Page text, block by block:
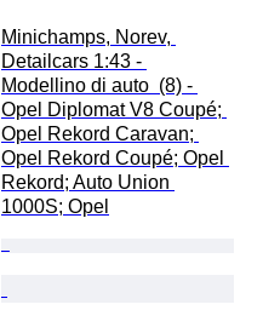
Minichamps, Norev,
Detailcars 1:43 -
Modellino di auto  (8) -
Opel Diplomat V8 Coupé;
Opel Rekord Caravan;
Opel Rekord Coupé; Opel
Rekord; Auto Union
1000S; Opel